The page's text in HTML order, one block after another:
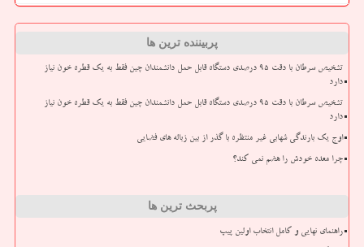
پربیننده ترین ها
تشخیص سرطان با دقت ۹۵ درصدی دستگاه قابل حمل دانشمندان چین فقط به یک قطره خون نیاز
دارد
تشخیص سرطان با دقت ۹۵ درصدی دستگاه قابل حمل دانشمندان چین فقط به یک قطره خون نیاز
دارد
اوج یک بارندگی شهابی غیر منتظره با گذر از بین زباله های فضایی
چرا معده خودش را هضم نمی کند؟
پربحث ترین ها
راهنمای نهایی و کامل انتخاب اولین پیپ